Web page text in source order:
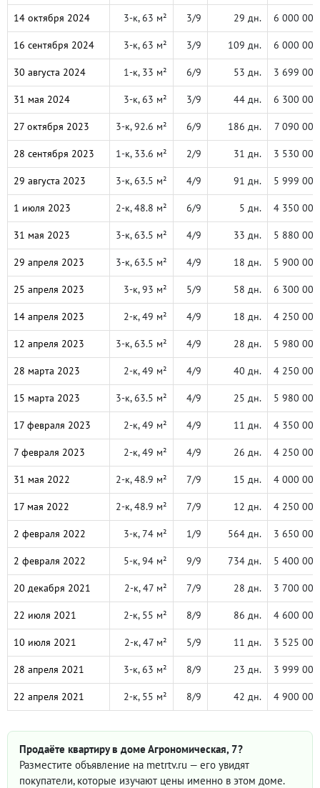
14 октября 2024 3-к, 63 м² 3/9 29 дн. 6 000 000
16 сентября 2024 3-к, 63 м² 3/9 109 дн. 6 000 000
30 августа 2024 1-к, 33 м² 6/9 53 дн. 3 699 000
31 мая 2024 3-к, 63 м² 3/9 44 дн. 6 300 000
27 октября 2023 3-к, 92.6 м² 6/9 186 дн. 7 090 000
28 сентября 2023 1-к, 33.6 м² 2/9 31 дн. 3 530 000
29 августа 2023 3-к, 63.5 м² 4/9 91 дн. 5 999 000
1 июля 2023 2-к, 48.8 м² 6/9 5 дн. 4 350 000
31 мая 2023 3-к, 63.5 м² 4/9 33 дн. 5 880 000
29 апреля 2023 3-к, 63.5 м² 4/9 18 дн. 5 900 000
25 апреля 2023 3-к, 93 м² 5/9 58 дн. 6 300 000
14 апреля 2023 2-к, 49 м² 4/9 18 дн. 4 250 000
12 апреля 2023 3-к, 63.5 м² 4/9 28 дн. 5 980 000
28 марта 2023 2-к, 49 м² 4/9 40 дн. 4 250 000
15 марта 2023 3-к, 63.5 м² 4/9 25 дн. 5 980 000
17 февраля 2023 2-к, 49 м² 4/9 11 дн. 4 350 000
7 февраля 2023 2-к, 49 м² 4/9 26 дн. 4 250 000
31 мая 2022 2-к, 48.9 м² 7/9 15 дн. 4 000 000
17 мая 2022 2-к, 48.9 м² 7/9 12 дн. 4 250 000
2 февраля 2022 3-к, 74 м² 1/9 564 дн. 3 650 000
2 февраля 2022 5-к, 94 м² 9/9 734 дн. 5 400 000
20 декабря 2021 2-к, 47 м² 7/9 28 дн. 3 700 000
22 июля 2021 2-к, 55 м² 8/9 86 дн. 4 600 000
10 июля 2021 2-к, 47 м² 5/9 11 дн. 3 525 000
28 апреля 2021 3-к, 63 м² 8/9 23 дн. 3 999 000
22 апреля 2021 2-к, 55 м² 8/9 42 дн. 4 900 000
Продаёте квартиру в доме Агрономическая, 7?
Разместите объявление на metrtv.ru — его увидят
покупатели, которые изучают цены именно в этом доме.